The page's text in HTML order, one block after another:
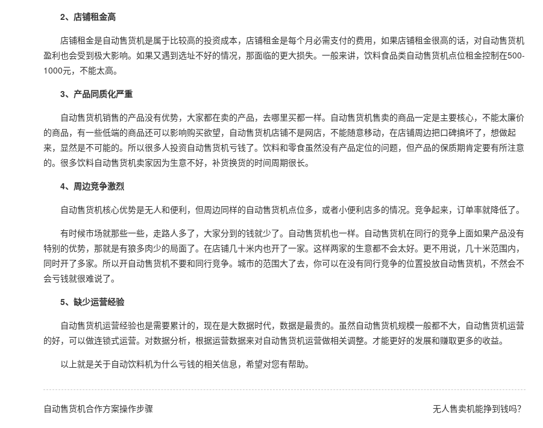
2、店铺租金高
店铺租金是自动售货机是属于比较高的投资成本，店铺租金是每个月必需支付的费用，如果店铺租金很高的话，对自动售货机
盈利也会受到极大影响。如果又遇到选址不好的情况，那面临的更大损失。一般来讲，饮料食品类自动售货机点位租金控制在500-
1000元，不能太高。
3、产品同质化严重
自动售货机销售的产品没有优势，大家都在卖的产品，去哪里买都一样。自动售货机售卖的商品一定是主要核心，不能太廉价
的商品，有一些低端的商品还可以影响购买欲望，自动售货机店铺不是网店，不能随意移动，在店铺周边把口碑搞坏了，想做起
来，显然是不可能的。所以很多人投资自动售货机亏钱了。饮料和零食虽然没有产品定位的问题，但产品的保质期肯定要有所注意
的。很多饮料自动售货机卖家因为生意不好，补货换货的时间周期很长。
4、周边竞争激烈
自动售货机核心优势是无人和便利，但周边同样的自动售货机点位多，或者小便利店多的情况。竞争起来，订单率就降低了。
有时候市场就那些一些，走路人多了，大家分到的钱就少了。自动售货机也一样。自动售货机在同行的竞争上面如果产品没有
特别的优势，那就是有狼多肉少的局面了。在店铺几十米内也开了一家。这样两家的生意都不会太好。更不用说，几十米范围内，
同时开了多家。所以开自动售货机不要和同行竞争。城市的范围大了去，你可以在没有同行竞争的位置投放自动售货机，不然会不
会亏钱就很难说了。
5、缺少运营经验
自动售货机运营经验也是需要累计的，现在是大数据时代，数据是最贵的。虽然自动售货机规模一般都不大，自动售货机运营
的好，可以做连锁式运营。对数据分析，根据运营数据来对自动售货机运营做相关调整。才能更好的发展和赚取更多的收益。
以上就是关于自动饮料机为什么亏钱的相关信息，希望对您有帮助。
自动售货机合作方案操作步骤 无人售卖机能挣到钱吗？